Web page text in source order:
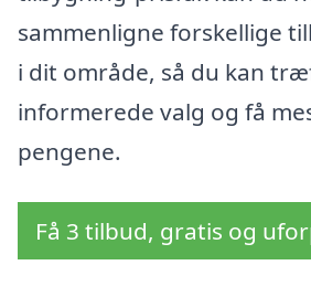
sammenligne forskellige
i dit område, så du kan
informerede valg og få
pengene.
Få 3 tilbud, gratis og